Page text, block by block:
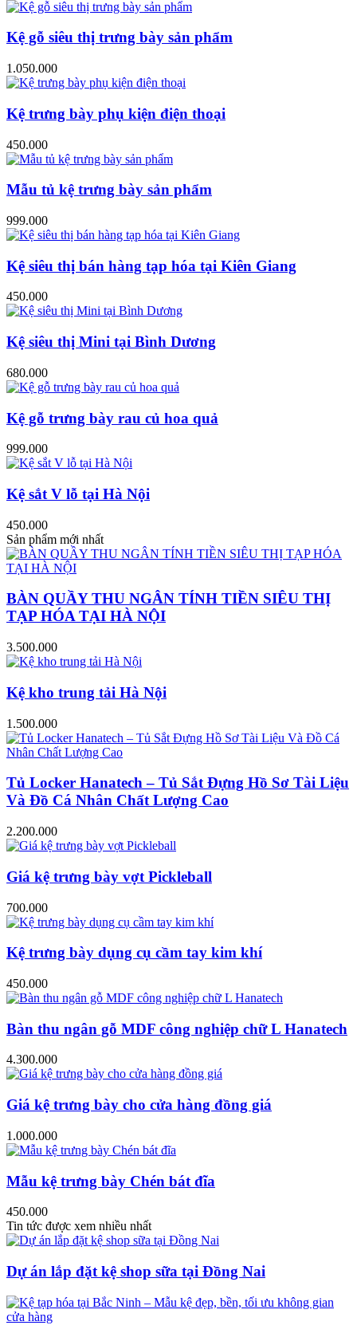
Kệ gỗ siêu thị trưng bày sản phẩm
1.050.000
Kệ trưng bày phụ kiện điện thoại
450.000
Mẫu tủ kệ trưng bày sản phẩm
999.000
Kệ siêu thị bán hàng tạp hóa tại Kiên Giang
450.000
Kệ siêu thị Mini tại Bình Dương
680.000
Kệ gỗ trưng bày rau củ hoa quả
999.000
Kệ sắt V lỗ tại Hà Nội
450.000
Sản phẩm mới nhất
BÀN QUẦY THU NGÂN TÍNH TIỀN SIÊU THỊ
TẠP HÓA TẠI HÀ NỘI
3.500.000
Kệ kho trung tải Hà Nội
1.500.000
Tủ Locker Hanatech – Tủ Sắt Đựng Hồ Sơ Tài Liệu
Và Đồ Cá Nhân Chất Lượng Cao
2.200.000
Giá kệ trưng bày vợt Pickleball
700.000
Kệ trưng bày dụng cụ cầm tay kim khí
450.000
Bàn thu ngân gỗ MDF công nghiệp chữ L Hanatech
4.300.000
Giá kệ trưng bày cho cửa hàng đồng giá
1.000.000
Mẫu kệ trưng bày Chén bát đĩa
450.000
Tin tức được xem nhiều nhất
Dự án lắp đặt kệ shop sữa tại Đồng Nai